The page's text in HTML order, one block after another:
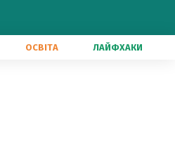
ОСВІТА ЛАЙФХАКИ